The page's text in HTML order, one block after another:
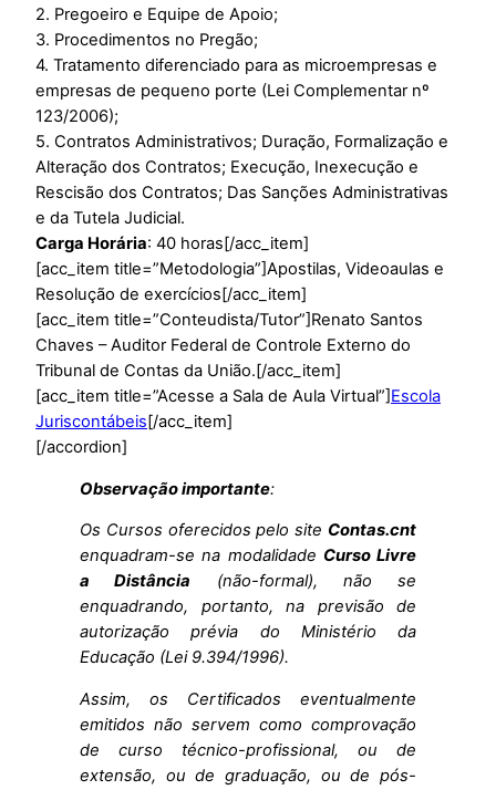
2. Pregoeiro e Equipe de Apoio;
3. Procedimentos no Pregão;
4. Tratamento diferenciado para as microempresas e
empresas de pequeno porte (Lei Complementar nº
123/2006);
5. Contratos Administrativos; Duração, Formalização e
Alteração dos Contratos; Execução, Inexecução e
Rescisão dos Contratos; Das Sanções Administrativas
e da Tutela Judicial.
Carga Horária: 40 horas[/acc_item]
[acc_item title=”Metodologia”]Apostilas, Videoaulas e
Resolução de exercícios[/acc_item]
[acc_item title=”Conteudista/Tutor”]Renato Santos
Chaves – Auditor Federal de Controle Externo do
Tribunal de Contas da União.[/acc_item]
[acc_item title=”Acesse a Sala de Aula Virtual”]Escola
Juriscontábeis[/acc_item]
[/accordion]
Observação importante:
Os Cursos oferecidos pelo site Contas.cnt
enquadram-se na modalidade Curso Livre
a Distância (não-formal), não se
enquadrando, portanto, na previsão de
autorização prévia do Ministério da
Educação (Lei 9.394/1996).
Assim, os Certificados eventualmente
emitidos não servem como comprovação
de curso técnico-profissional, ou de
extensão, ou de graduação, ou de pós-